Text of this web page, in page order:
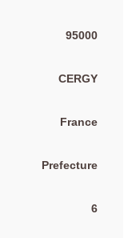
95000
CERGY
France
Prefecture
6